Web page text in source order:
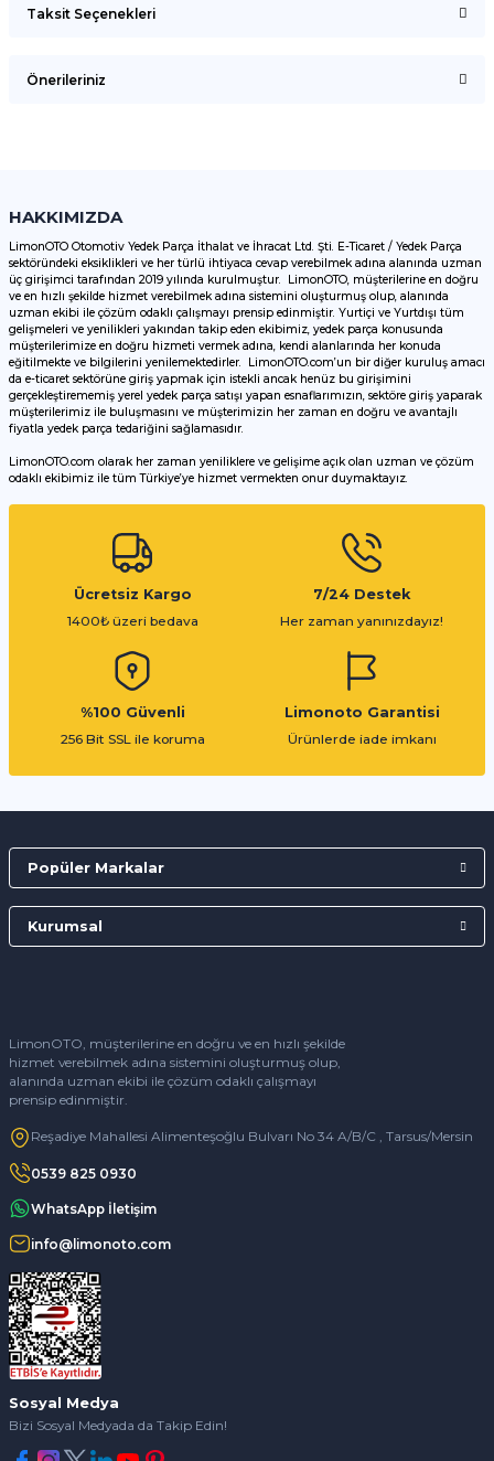
Taksit Seçenekleri
Önerileriniz
Görüş ve önerileriniz için teşekkür ederiz.
Ürün resmi kalitesiz, bozuk veya görüntülenemiyor.
Ürün açıklamasında eksik bilgiler bulunuyor.
Ürün bilgilerinde hatalar bulunuyor.
Ürün fiyatı diğer sitelerden daha pahalı.
Bu ürüne benzer farklı alternatifler olmalı.
HAKKIMIZDA
LimonOTO Otomotiv Yedek Parça İthalat ve İhracat Ltd. Şti. E-Ticaret / Yedek Parça
sektöründeki eksiklikleri ve her türlü ihtiyaca cevap verebilmek adına alanında uzman
üç girişimci tarafından 2019 yılında kurulmuştur. LimonOTO, müşterilerine en doğru
ve en hızlı şekilde hizmet verebilmek adına sistemini oluşturmuş olup, alanında
uzman ekibi ile çözüm odaklı çalışmayı prensip edinmiştir. Yurtiçi ve Yurtdışı tüm
gelişmeleri ve yenilikleri yakından takip eden ekibimiz, yedek parça konusunda
müşterilerimize en doğru hizmeti vermek adına, kendi alanlarında her konuda
eğitilmekte ve bilgilerini yenilemektedirler. LimonOTO.com’un bir diğer kuruluş amacı
da e-ticaret sektörüne giriş yapmak için istekli ancak henüz bu girişimini
gerçekleştirememiş yerel yedek parça satışı yapan esnaflarımızın, sektöre giriş yaparak
müşterilerimiz ile buluşmasını ve müşterimizin her zaman en doğru ve avantajlı
fiyatla yedek parça tedariğini sağlamasıdır.
LimonOTO.com olarak her zaman yeniliklere ve gelişime açık olan uzman ve çözüm
odaklı ekibimiz ile tüm Türkiye’ye hizmet vermekten onur duymaktayız.
Ücretsiz Kargo
1400₺ üzeri bedava
7/24 Destek
Her zaman yanınızdayız!
%100 Güvenli
256 Bit SSL ile koruma
Limonoto Garantisi
Ürünlerde iade imkanı
LimonOTO, müşterilerine en doğru ve en hızlı şekilde
hizmet verebilmek adına sistemini oluşturmuş olup,
alanında uzman ekibi ile çözüm odaklı çalışmayı
prensip edinmiştir.
Reşadiye Mahallesi Alimenteşoğlu Bulvarı No 34 A/B/C , Tarsus/Mersin
0539 825 0930
WhatsApp İletişim
info@limonoto.com
Popüler Markalar
Kurumsal
Sosyal Medya
Bizi Sosyal Medyada da Takip Edin!